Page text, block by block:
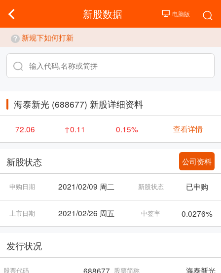
新股数据
新规下如何打新
海泰新光 (688677) 新股详细资料
72.06 ↑0.11 0.15% 查看详情
新股状态 公司资料
申购日期 2021/02/09 周二 新股状态 已申购
上市日期 2021/02/26 周五 中签率 0.0276%
发行状况
股票代码 688677 股票简称 海泰新光